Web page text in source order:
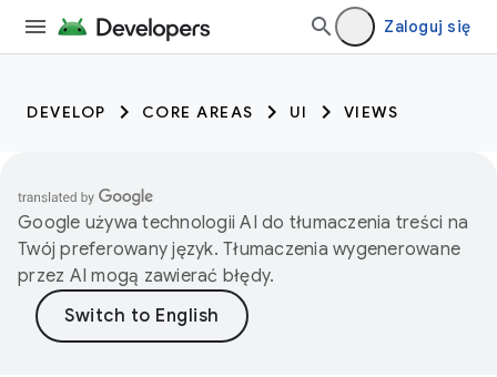
Zaloguj się
DEVELOP CORE AREAS UI VIEWS
Google używa technologii AI do tłumaczenia treści na
Twój preferowany język. Tłumaczenia wygenerowane
przez AI mogą zawierać błędy.